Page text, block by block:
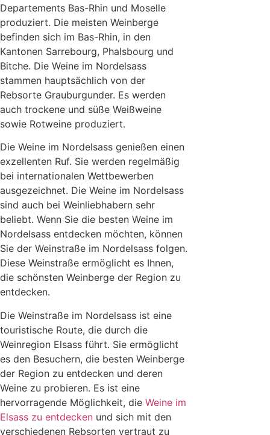
Departements Bas-Rhin und Moselle
produziert. Die meisten Weinberge
befinden sich im Bas-Rhin, in den
Kantonen Sarrebourg, Phalsbourg und
Bitche. Die Weine im Nordelsass
stammen hauptsächlich von der
Rebsorte Grauburgunder. Es werden
auch trockene und süße Weißweine
sowie Rotweine produziert.
Die Weine im Nordelsass genießen einen
exzellenten Ruf. Sie werden regelmäßig
bei internationalen Wettbewerben
ausgezeichnet. Die Weine im Nordelsass
sind auch bei Weinliebhabern sehr
beliebt. Wenn Sie die besten Weine im
Nordelsass entdecken möchten, können
Sie der Weinstraße im Nordelsass folgen.
Diese Weinstraße ermöglicht es Ihnen,
die schönsten Weinberge der Region zu
entdecken.
Die Weinstraße im Nordelsass ist eine
touristische Route, die durch die
Weinregion Elsass führt. Sie ermöglicht
es den Besuchern, die besten Weinberge
der Region zu entdecken und deren
Weine zu probieren. Es ist eine
hervorragende Möglichkeit, die Weine im
Elsass zu entdecken und sich mit den
verschiedenen Rebsorten vertraut zu